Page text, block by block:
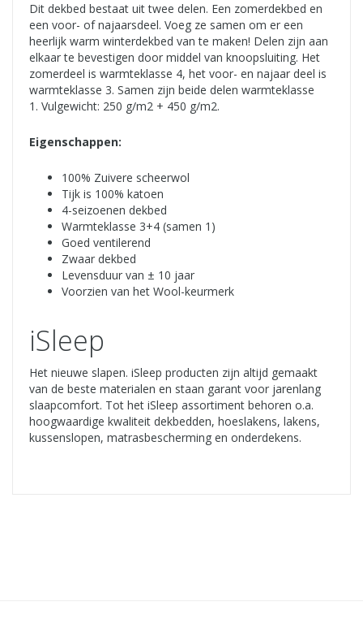
Dit dekbed bestaat uit twee delen. Een zomerdekbed en
een voor- of najaarsdeel. Voeg ze samen om er een
heerlijk warm winterdekbed van te maken! Delen zijn aan
elkaar te bevestigen door middel van knoopsluiting. Het
zomerdeel is warmteklasse 4, het voor- en najaar deel is
warmteklasse 3. Samen zijn beide delen warmteklasse
1. Vulgewicht: 250 g/m2 + 450 g/m2.
Eigenschappen:
100% Zuivere scheerwol
Tijk is 100% katoen
4-seizoenen dekbed
Warmteklasse 3+4 (samen 1)
Goed ventilerend
Zwaar dekbed
Levensduur van ± 10 jaar
Voorzien van het Wool-keurmerk
iSleep
Het nieuwe slapen. iSleep producten zijn altijd gemaakt
van de beste materialen en staan garant voor jarenlang
slaapcomfort. Tot het iSleep assortiment behoren o.a.
hoogwaardige kwaliteit dekbedden, hoeslakens, lakens,
kussenslopen, matrasbescherming en onderdekens.